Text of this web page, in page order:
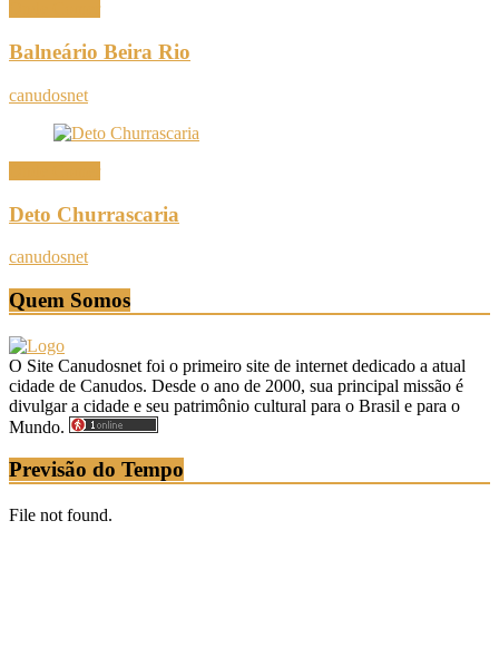
Balneário Beira Rio
canudosnet
Deto Churrascaria
canudosnet
Quem Somos
O Site Canudosnet foi o primeiro site de internet dedicado a atual
cidade de Canudos. Desde o ano de 2000, sua principal missão é
divulgar a cidade e seu patrimônio cultural para o Brasil e para o
Mundo.
Previsão do Tempo